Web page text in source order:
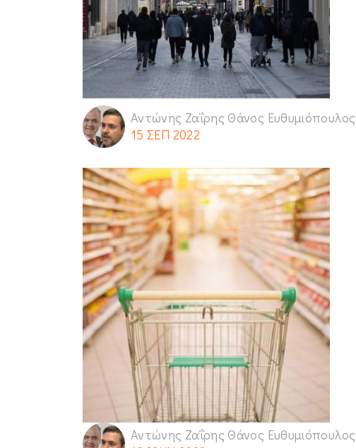
Αντώνης Ζαΐρης Θάνος Ευθυμιόπουλος
15 ΣΕΠ 2022
Αντώνης Ζαΐρης Θάνος Ευθυμιόπουλος